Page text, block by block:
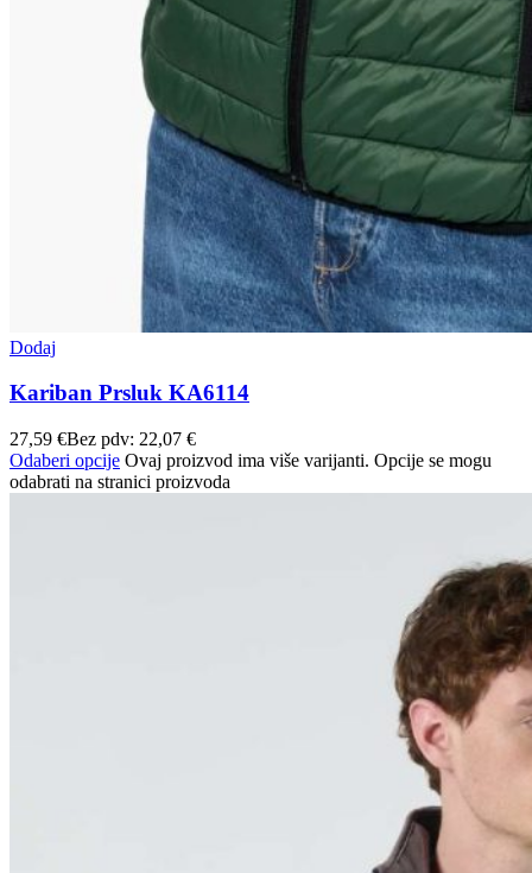
Dodaj
Kariban Prsluk KA6114
27,59 €Bez pdv: 22,07 €
Odaberi opcije Ovaj proizvod ima više varijanti. Opcije se mogu
odabrati na stranici proizvoda